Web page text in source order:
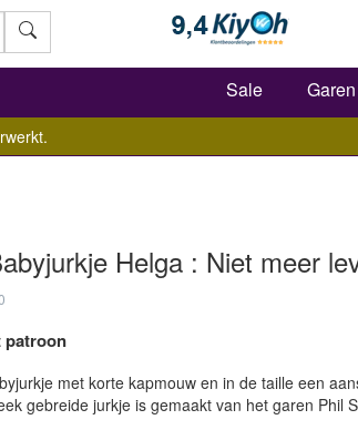
Zoeken
Sale
Helga : Niet meer
patroon
met korte kapmouw en in de taille een
gebreide jurkje is gemaakt van het garen Phil